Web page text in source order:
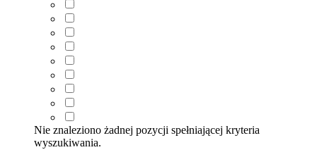
Nie znaleziono żadnej pozycji spełniającej kryteria
wyszukiwania.